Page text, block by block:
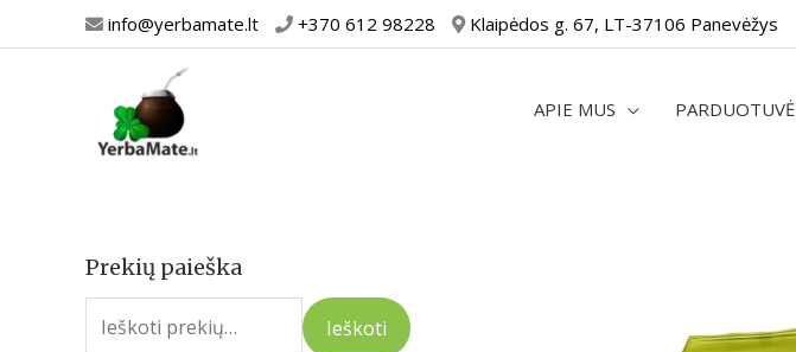
prie
info@yerbamate.lt +370 612 98228 Klaipėdos g. 67, LT-37106 Panevėžys
APIE MUS PARDUOTUVĖ
Prekių paieška
I
e
Ieškoti